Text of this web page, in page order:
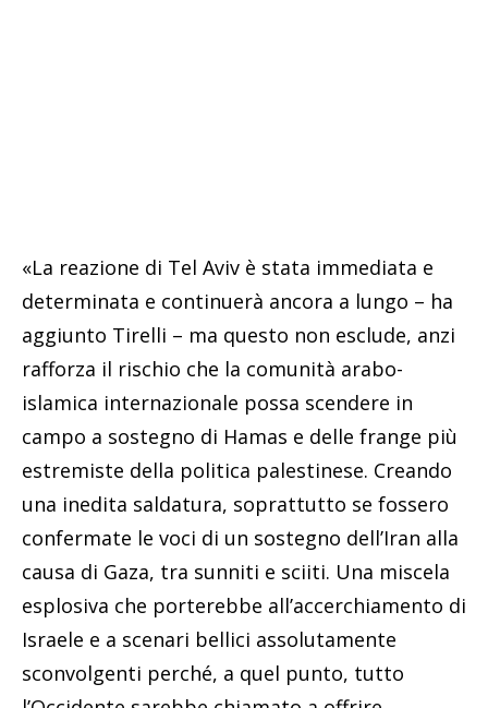
«La reazione di Tel Aviv è stata immediata e
determinata e continuerà ancora a lungo – ha
aggiunto Tirelli – ma questo non esclude, anzi
rafforza il rischio che la comunità arabo-
islamica internazionale possa scendere in
campo a sostegno di Hamas e delle frange più
estremiste della politica palestinese. Creando
una inedita saldatura, soprattutto se fossero
confermate le voci di un sostegno dell’Iran alla
causa di Gaza, tra sunniti e sciiti. Una miscela
esplosiva che porterebbe all’accerchiamento di
Israele e a scenari bellici assolutamente
sconvolgenti perché, a quel punto, tutto